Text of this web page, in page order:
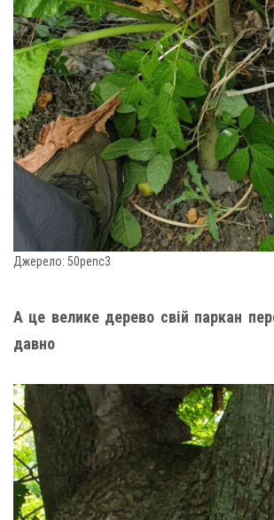
Джерело: 50penc3
А це велике дерево свій паркан
давно